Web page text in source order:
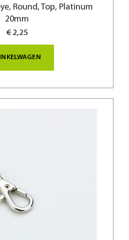
Round, Top, Platinum
20mm
€ 2,25